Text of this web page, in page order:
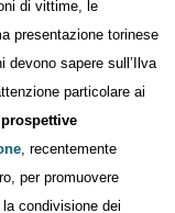
incontricon le
giornalismo (con la
di fumo. Quello che
alCentro San
(con l’incontro sui
(con l’open day al
di Torino da